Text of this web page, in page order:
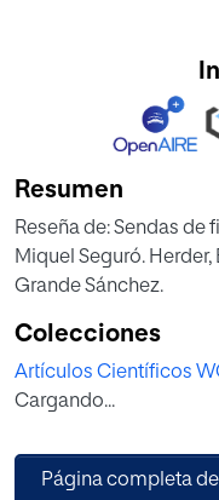
Resumen
Reseña de: Sendas de
Miquel Seguró. Herder,
Grande Sánchez.
Colecciones
Artículos Científicos
Cargando...
Página completa